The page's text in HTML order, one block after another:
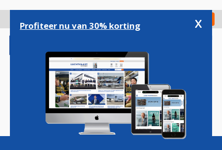
gaan
Check in
Magazine Podcasts Vacatures
Profiteer nu van 30% korting x